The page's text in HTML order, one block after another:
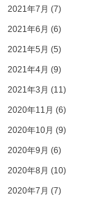
2021年7月 (7)
2021年6月 (6)
2021年5月 (5)
2021年4月 (9)
2021年3月 (11)
2020年11月 (6)
2020年10月 (9)
2020年9月 (6)
2020年8月 (10)
2020年7月 (7)